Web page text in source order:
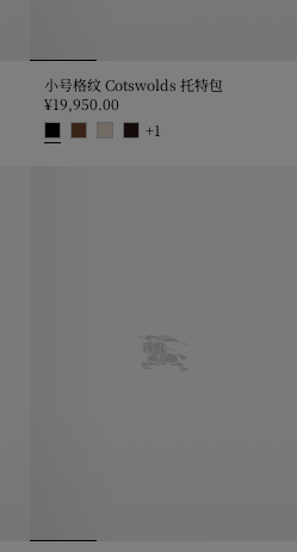
小号格纹 Cotswolds 托特包
¥19,950.00
+1